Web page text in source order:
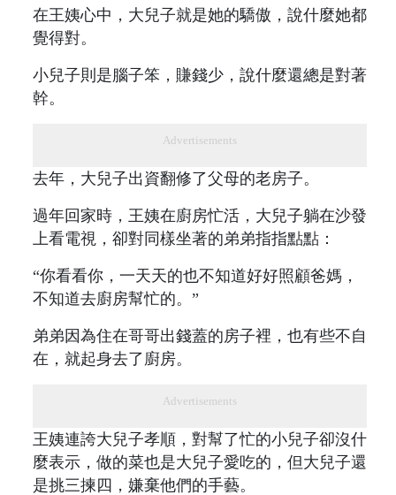
在王姨心中，大兒子就是她的驕傲，說什麼她都
覺得對。
小兒子則是腦子笨，賺錢少，說什麼還總是對著
幹。
Advertisements
去年，大兒子出資翻修了父母的老房子。
過年回家時，王姨在廚房忙活，大兒子躺在沙發
上看電視，卻對同樣坐著的弟弟指指點點：
“你看看你，一天天的也不知道好好照顧爸媽，
不知道去廚房幫忙的。”
弟弟因為住在哥哥出錢蓋的房子裡，也有些不自
在，就起身去了廚房。
Advertisements
王姨連誇大兒子孝順，對幫了忙的小兒子卻沒什
麼表示，做的菜也是大兒子愛吃的，但大兒子還
是挑三揀四，嫌棄他們的手藝。